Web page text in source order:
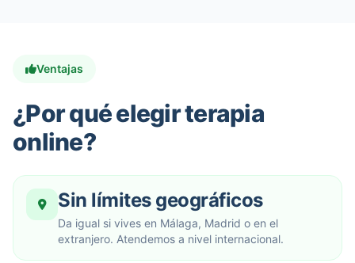
Ventajas
¿Por qué elegir terapia
online?
Sin límites geográficos
Da igual si vives en Málaga, Madrid o en el
extranjero. Atendemos a nivel internacional.